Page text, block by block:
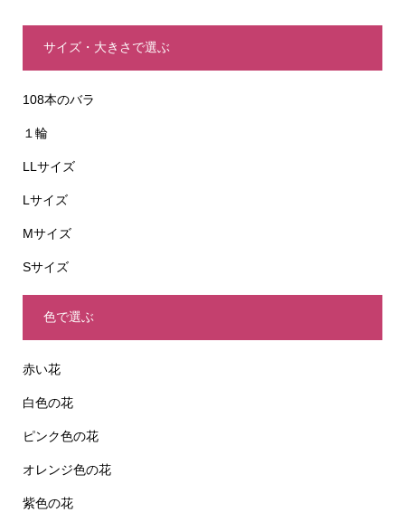
サイズ・大きさで選ぶ
108本のバラ
１輪
LLサイズ
Lサイズ
Mサイズ
Sサイズ
色で選ぶ
赤い花
白色の花
ピンク色の花
オレンジ色の花
紫色の花